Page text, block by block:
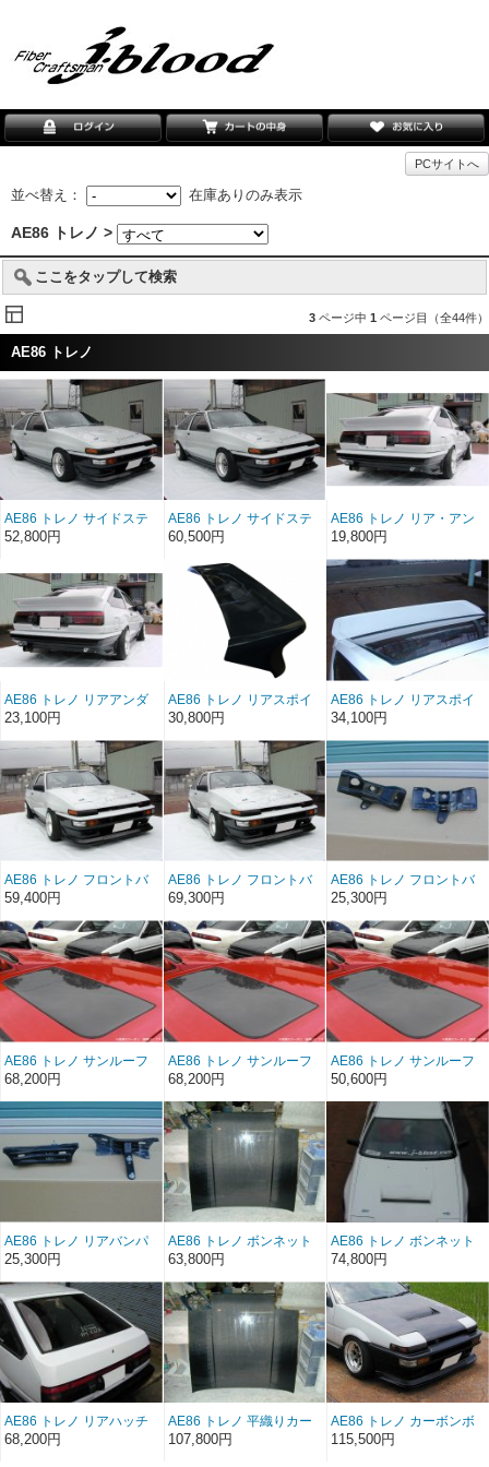
PCサイトへ
並べ替え： 在庫ありのみ表示
AE86 トレノ >
ここをタップして検索
3 ページ中 1 ページ目（全44件）
AE86 トレノ
AE86 トレノ サイドステ
ップ FRP (前/後期）（左
52,800円
AE86 トレノ サイドステ
ップ ソフトFRP（前/後
60,500円
AE86 トレノ リア・アン
ダースポイラー FRP（後
19,800円
AE86 トレノ リアアンダ
ースポイラー ソフト
FRP（後期）
23,100円
AE86 トレノ リアスポイ
ラーType1 FRP（3ドア）
（前/後期）
30,800円
AE86 トレノ リアスポイ
ラーType2 FRP（3ドア）
（前/後期）
34,100円
AE86 トレノ フロントバ
ンパースポイラー
59,400円
AE86 トレノ フロントバ
ンパースポイラー ソフト
69,300円
AE86 トレノ フロントバ
ンパーステーFRP（左右
25,300円
AE86 トレノ サンルーフ
（カーボン綾織り）
68,200円
AE86 トレノ サンルーフ
（カーボン平織り）
68,200円
AE86 トレノ サンルーフ
（FRP）
50,600円
AE86 トレノ リアバンパ
ーステーFRP（左右セッ
25,300円
AE86 トレノ ボンネット
Type1 FRP（前/後期）
63,800円
AE86 トレノ ボンネット
Type2 FRP（前/後期）
74,800円
AE86 トレノ リアハッチ
ストリートFRP（3ドア）
68,200円
AE86 トレノ 平織りカー
ボンボンネット
107,800円
AE86 トレノ カーボンボ
ンネットType2 （前/後
115,500円